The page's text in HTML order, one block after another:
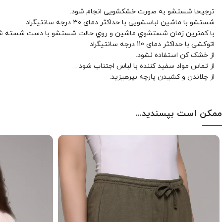
ترجیحا شستشو به صورت خشکشویی انجام شود.
شستشو با ماشین لباسشویی با حداکثر دمای ۳۰ درجه سانتیگراد
با کمترين زمان شستشوي ماشين و روي حالت شستشو با دست شسته
اتوکشی با حداکثر دمای 110 درجه سانتیگراد
از خشک کن استفاده نشود.
از تماس مواد سفید کننده با لباس اجتناب شود .
از چلاندن و کشيدن پارچه بپرهيزيد.
ممکن است بپسندید...